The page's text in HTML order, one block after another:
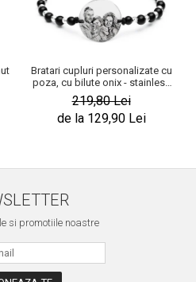
Bratari cupluri personalizate cu
poza, cu bilute onix - stainless
steel
219,80 Lei
de la 129,90 Lei
si promotiile noastre